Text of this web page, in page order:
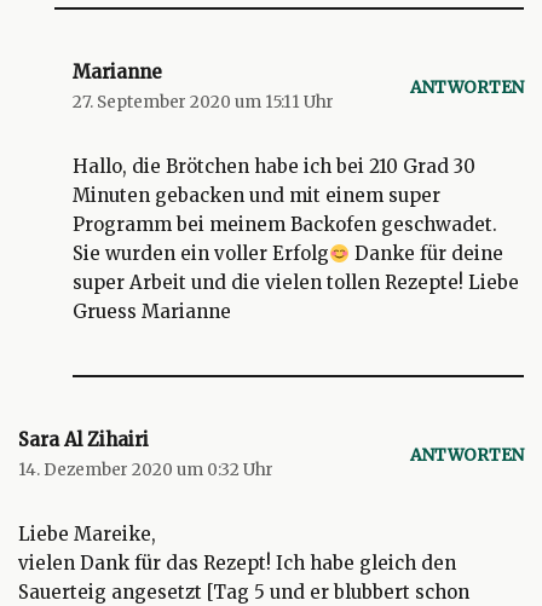
Marianne
27. September 2020 um 15:11 Uhr
ANTWORTEN
Hallo, die Brötchen habe ich bei 210 Grad 30
Minuten gebacken und mit einem super
Programm bei meinem Backofen geschwadet.
Sie wurden ein voller Erfolg
Danke für deine
super Arbeit und die vielen tollen Rezepte! Liebe
Gruess Marianne
Sara Al Zihairi
14. Dezember 2020 um 0:32 Uhr
ANTWORTEN
Liebe Mareike,
vielen Dank für das Rezept! Ich habe gleich den
Sauerteig angesetzt [Tag 5 und er blubbert schon